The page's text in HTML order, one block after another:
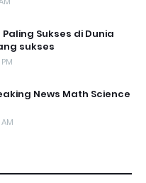
Sukses di Dunia
sukses
News Math Science